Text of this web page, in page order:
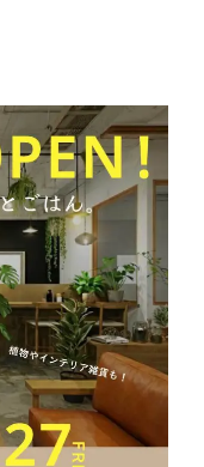
バー
らせ
グ
ベーションとは
くりの流れ
い合わせ
情報
あるご質問